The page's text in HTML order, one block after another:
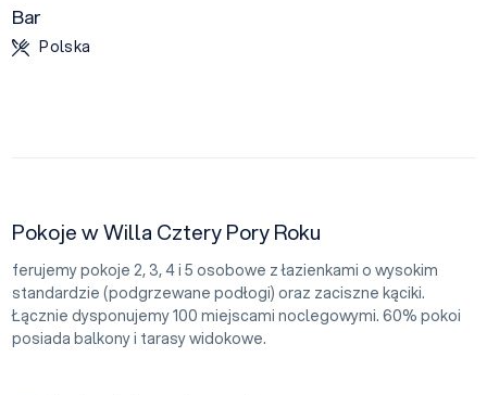
Bar
Polska
Pokoje w Willa Cztery Pory Roku
ferujemy pokoje 2, 3, 4 i 5 osobowe z łazienkami o wysokim
standardzie (podgrzewane podłogi) oraz zaciszne kąciki.
Łącznie dysponujemy 100 miejscami noclegowymi. 60% pokoi
posiada balkony i tarasy widokowe.